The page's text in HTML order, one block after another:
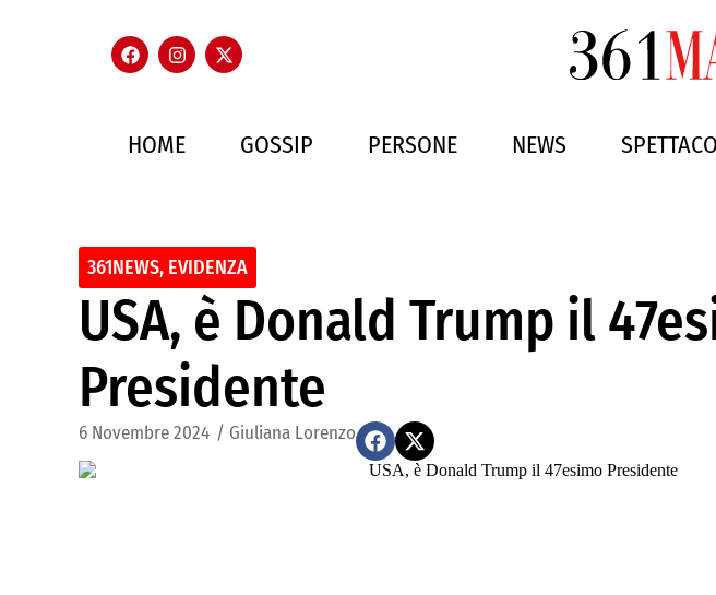
HOME GOSSIP PERSONE NEWS
361NEWS, EVIDENZA
USA, è Donald Trump il
Presidente
6 Novembre 2024 / Giuliana Lorenzo